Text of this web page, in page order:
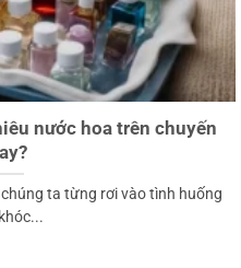
nước hoa trên chuyến
ta từng rơi vào tình huống